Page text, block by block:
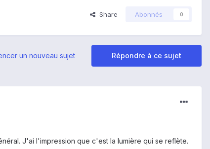
Share Abonnés 0
Répondre à ce sujet
un nouveau sujet
J'ai l'impression que c'est la lumière qui se reflète.